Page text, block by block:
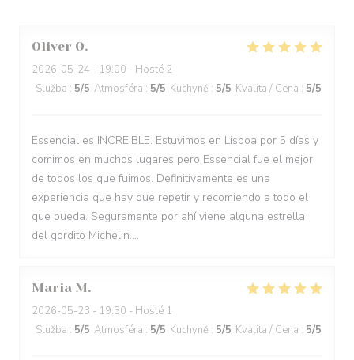
Oliver O
2026-05-24 - 19:00 - Hosté 2
Služba : 5/5 Atmosféra : 5/5 Kuchyně : 5/5 Kvalita / Cena : 5/5
Essencial es INCREIBLE. Estuvimos en Lisboa por 5 días y
comimos en muchos lugares pero Essencial fue el mejor
de todos los que fuimos. Definitivamente es una
experiencia que hay que repetir y recomiendo a todo el
que pueda. Seguramente por ahí viene alguna estrella
del gordito Michelin....
Maria M
2026-05-23 - 19:30 - Hosté 1
Služba : 5/5 Atmosféra : 5/5 Kuchyně : 5/5 Kvalita / Cena : 5/5